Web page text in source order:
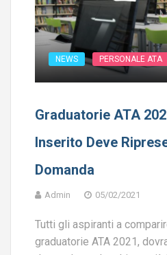
NEWS PERSONALE ATA
Graduatorie ATA
Inserito Deve
Domanda
Admin 05/02/2021
Tutti gli aspiranti a
graduatorie ATA 2021,